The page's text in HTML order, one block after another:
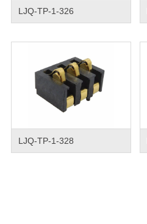
LJQ-TP-1-326
LJQ-TP-1-328